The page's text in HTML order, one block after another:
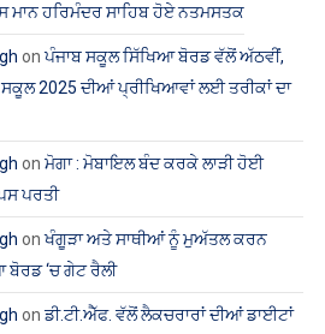
ਮਾਨ ਹਰਿਮੰਦਰ ਸਾਹਿਬ ਹੋਏ ਨਤਮਸਤਕ
onਪੰਜਾਬ ਸਕੂਲ ਸਿੱਖਿਆ ਬੋਰਡ ਵੱਲੋਂ ਅੱਠਵੀਂ,
2025 ਦੀਆਂ ਪ੍ਰੀਖਿਆਵਾਂ ਲਈ ਤਰੀਕਾਂ ਦਾ
on ਮੋਗਾ : ਮੋਬਾਇਲ ਬੰਦ ਕਰਕੇ ਲਾੜੀ ਹੋਈ
ਪਰਤੀ
onਖੰਗੂੜਾ ਅਤੇ ਸਾਥੀਆਂ ਨੂੰ ਮੁਅੱਤਲ ਕਰਨ
ਬੋਰਡ ‘ਚ ਗੇਟ ਰੈਲੀ
onਡੀ.ਟੀ.ਐੱਫ. ਵੱਲੋਂ ਲੈਕਚਰਾਰਾਂ ਦੀਆਂ ਡਾਈਟਾਂ